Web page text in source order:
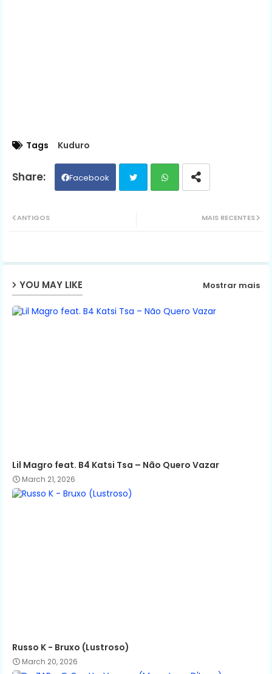
Tags Kuduro
Facebook
ap
MAIS RECENTES
ANTIGOS
YOU MAY LIKE Mostrar mais
Lil Magro feat. B4 Katsi Tsa – Não Quero Vazar
March 21, 2026
Russo K - Bruxo (Lustroso)
March 20, 2026